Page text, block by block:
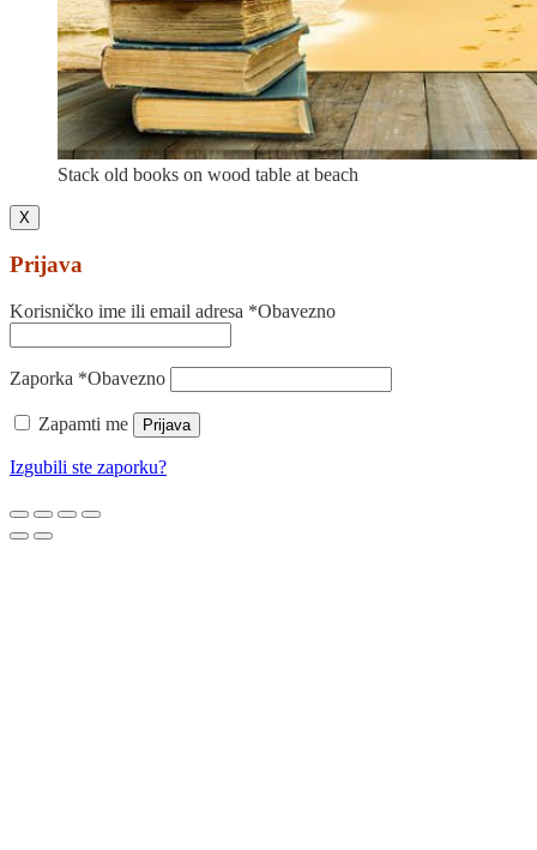
Stack old books on wood table at beach
X
Prijava
Korisničko ime ili email adresa *Obavezno
Zaporka *Obavezno
Zapamti me Prijava
Izgubili ste zaporku?